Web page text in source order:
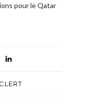
pour le Qatar